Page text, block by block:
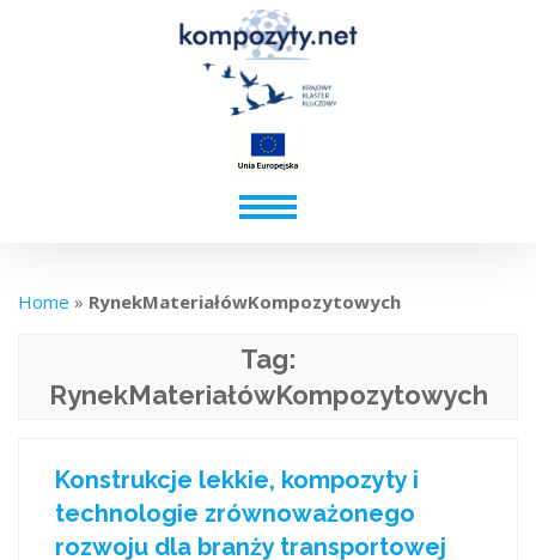
Home » RynekMateriałówKompozytowych
Tag:
RynekMateriałówKompozytowych
Konstrukcje lekkie, kompozyty i
technologie zrównoważonego
rozwoju dla branży transportowej